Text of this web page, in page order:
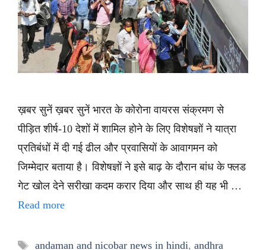
ख़बर सुनें ख़बर सुनें भारत के कोरोना वायरस संक्रमण से
पीड़ित शीर्ष-10 देशों में शामिल होने के लिए विशेषज्ञों ने यात्रा
प्रतिबंधों में दी गई ढील और प्रवासियों के आवागमन को
जिम्मेदार बताया है। विशेषज्ञों ने इसे बाढ़ के दौरान बांध के फ्लड
गेट खोल देने सरीखा कदम करार दिया और साथ ही यह भी …
Read more
Tags
andaman and nicobar news in hindi, andhra